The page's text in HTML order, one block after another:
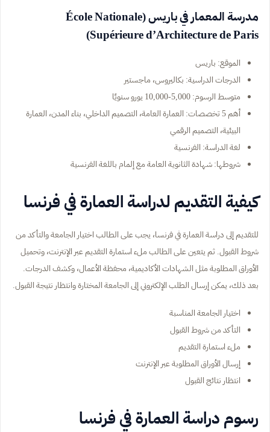
مدرسة المعمار في باريس (École Nationale
Supérieure d’Architecture de Paris)
الموقع: باريس
الدرجات الدراسية: بكاليروس، ماجستير
متوسط الرسوم: 5,000-10,000 يورو سنويًا
أهم 5 تخصصات: العمارة العامة، التصميم الداخلي، بناء المدن، العمارة
البيئية، التصميم الرقمي
لغة الدراسة: الفرنسية
شروطها: شهادة الثانوية العامة مع إلمام باللغة الفرنسية
كيفية التقديم لدراسة العمارة في فرنسا
للتقديم إلى دراسة العمارة في فرنسا، يجب على الطالب اختيار الجامعة والتأكد من
شروط القبول. ثم يتعين على الطالب ملء استمارة التقديم عبر الإنترنت، وتحميل
الأوراق المطلوبة مثل الشهادات الأكاديمية، محفظة الأعمال، وكشف الدرجات.
بعد ذلك، يمكن إرسال الطلب الإلكتروني إلى الجامعة المختارة وانتظار نتيجة القبول.
اختيار الجامعة المناسبة
التأكد من شروط القبول
ملء استمارة التقديم
إرسال الأوراق المطلوبة عبر الإنترنت
انتظار نتائج القبول
رسوم دراسة العمارة في فرنسا